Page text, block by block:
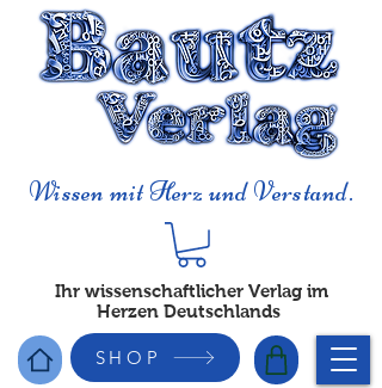
Wissen mit Herz und Verstand.
Ihr wissenschaftlicher Verlag im
Herzen Deutschlands
SHOP